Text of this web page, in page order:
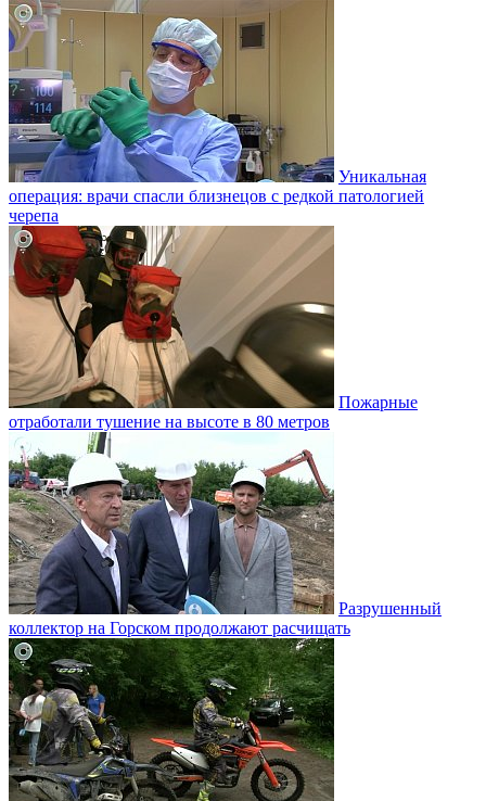
Уникальная
операция: врачи спасли близнецов с редкой патологией
черепа
Пожарные
отработали тушение на высоте в 80 метров
Разрушенный
коллектор на Горском продолжают расчищать